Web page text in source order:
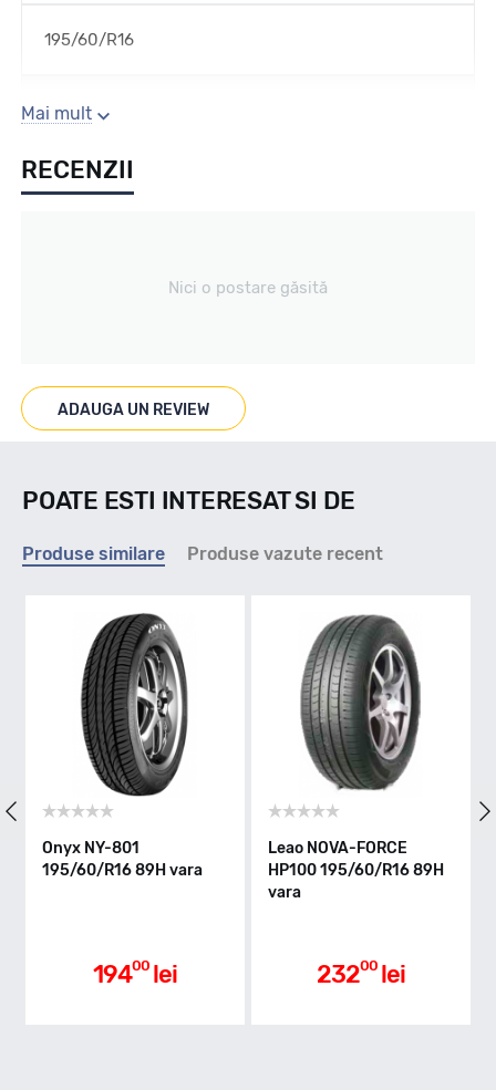
195/60/R16
Sezon
Vara
Marcaje
Indice greutate
Clasa de eficienta
C
Mai mult
RECENZII
Nici o postare găsită
ADAUGA UN REVIEW
POATE ESTI INTERESAT SI DE
Produse similare Produse vazute recent
Leao NOVA-FORCE
HP100 195/60/R16 89H
232
Goodride Z-107
195/60/R16 89V vara
240